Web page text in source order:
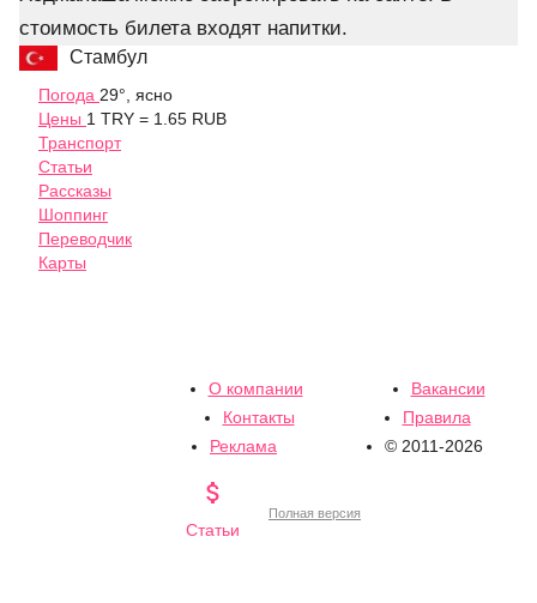
стоимость билета входят напитки.
Стамбул
Погода 29°, ясно
Цены 1 TRY = 1.65 RUB
Транспорт
Статьи
Рассказы
Шоппинг
Переводчик
Карты
О компании
Вакансии
Контакты
Правила
Реклама
© 2011-2026

Статьи
Полная версия